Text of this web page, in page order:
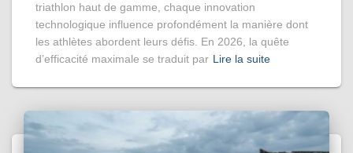
triathlon haut de gamme, chaque innovation
technologique influence profondément la manière dont
les athlètes abordent leurs défis. En 2026, la quête
d’efficacité maximale se traduit par Lire la suite